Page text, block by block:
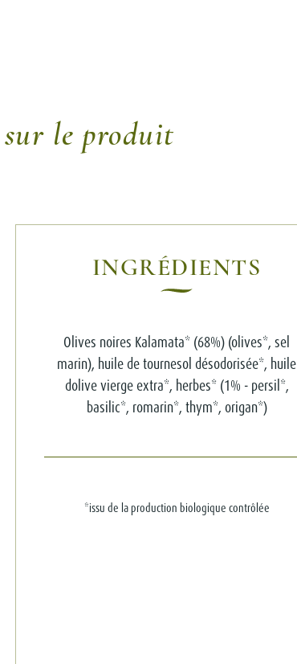
le produit
INGRÉDIENTS
Olives noires Kalamata* (68%) (olives*, sel
marin), huile de tournesol désodorisée*, huile
dolive vierge extra*, herbes* (1% - persil*,
basilic*, romarin*, thym*, origan*)
*issu de la production biologique contrôlée